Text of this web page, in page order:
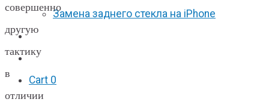
Замена заднего стекла на iPhone
Вакансии
F.A.Q
Cart 0
совершенно
другую
тактику
в
отличии